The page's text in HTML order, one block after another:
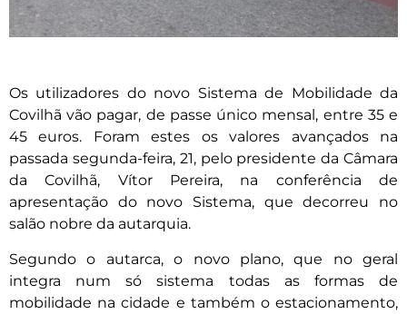
Os utilizadores do novo Sistema de Mobilidade da
Covilhã vão pagar, de passe único mensal, entre 35 e
45 euros. Foram estes os valores avançados na
passada segunda-feira, 21, pelo presidente da Câmara
da Covilhã, Vítor Pereira, na conferência de
apresentação do novo Sistema, que decorreu no
salão nobre da autarquia.
Segundo o autarca, o novo plano, que no geral
integra num só sistema todas as formas de
mobilidade na cidade e também o estacionamento,